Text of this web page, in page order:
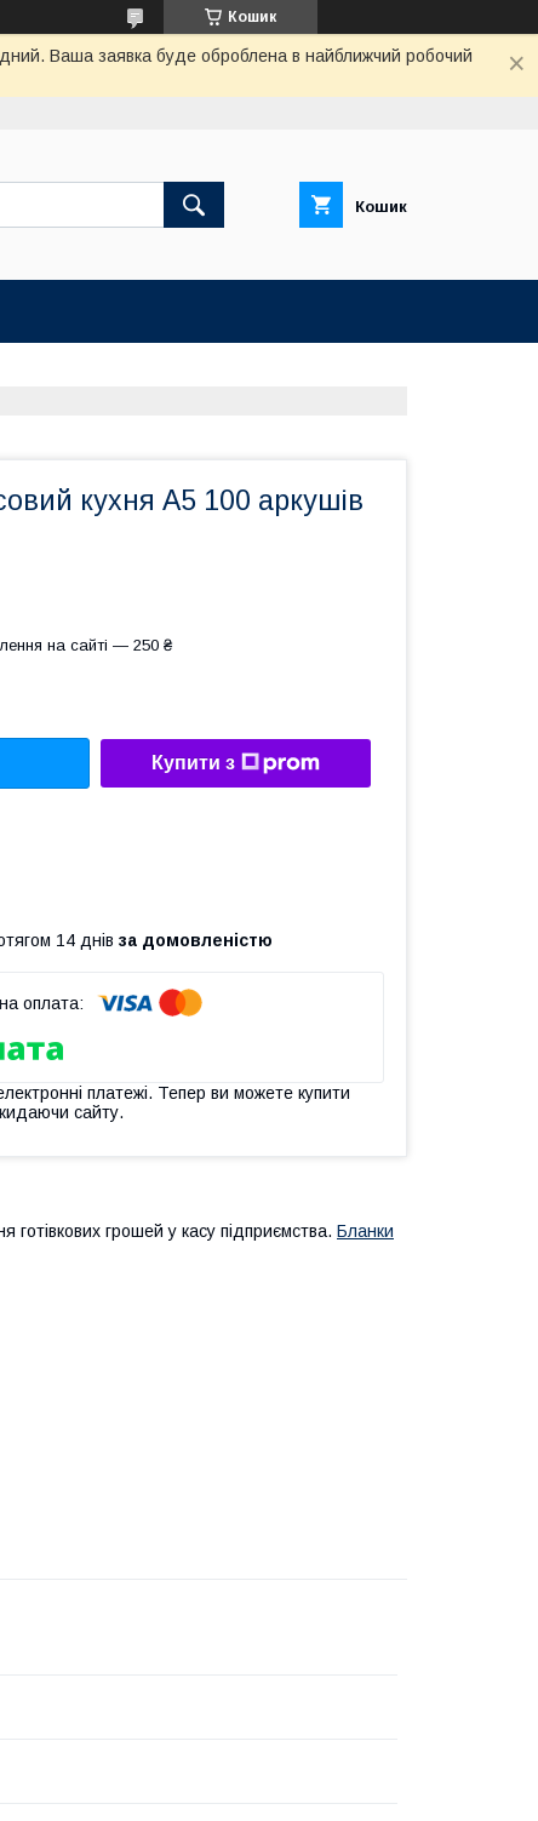
Кошик
Ваша заявка буде оброблена в найближчий робочий
Кошик
кухня А5 100 аркушів
на сайті — 250 ₴
Купити з
14 днів за домовленістю
платежі. Тепер ви можете купити
сайту.
грошей у касу підприємства. Бланки